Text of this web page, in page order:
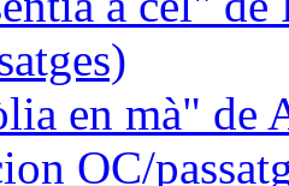
en mà" de
OC/